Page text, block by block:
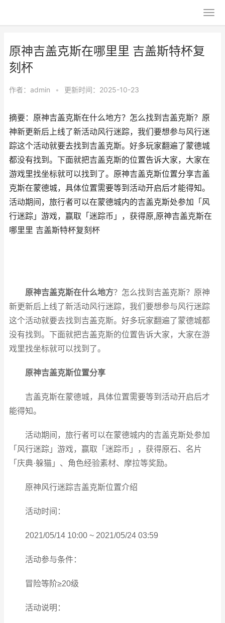
原神吉盖克斯在哪里里 吉盖斯特杯复
刻杯
作者： admin • 更新时间：2025-10-23
摘要：原神吉盖克斯在什么地方？怎么找到吉盖克斯？原
神新更新后上线了新活动风行迷踪，我们要想参与风行迷
踪这个活动就要去找到吉盖克斯。好多玩家翻遍了蒙德城
都没有找到。下面就把吉盖克斯的位置告诉大家，大家在
游戏里找坐标就可以找到了。原神吉盖克斯位置分享吉盖
克斯在蒙德城，具体位置需要等到活动开启后才能得知。
活动期间，旅行者可以在蒙德城内的吉盖克斯处参加「风
行迷踪」游戏，赢取「迷踪币」，获得原,原神吉盖克斯在
哪里里 吉盖斯特杯复刻杯
原神吉盖克斯在什么地方？怎么找到吉盖克斯？原神
新更新后上线了新活动风行迷踪，我们要想参与风行迷踪
这个活动就要去找到吉盖克斯。好多玩家翻遍了蒙德城都
没有找到。下面就把吉盖克斯的位置告诉大家，大家在游
戏里找坐标就可以找到了。
原神吉盖克斯位置分享
吉盖克斯在蒙德城，具体位置需要等到活动开启后才
能得知。
活动期间，旅行者可以在蒙德城内的吉盖克斯处参加
「风行迷踪」游戏，赢取「迷踪币」，获得原石、名片
「庆典·躲猫」、角色经验素材、摩拉等奖励。
原神风行迷踪吉盖克斯位置介绍
活动时间：
2021/05/14 10:00 ~ 2021/05/24 03:59
活动参与条件：
冒险等阶≥20级
活动说明：